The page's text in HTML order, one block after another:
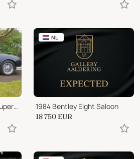
1964 Jaguar MK II 4.0L Supercharged
NL
1984 Bentley Eight Saloon
18 750 EUR